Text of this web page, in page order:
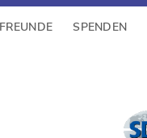
SPENDEN